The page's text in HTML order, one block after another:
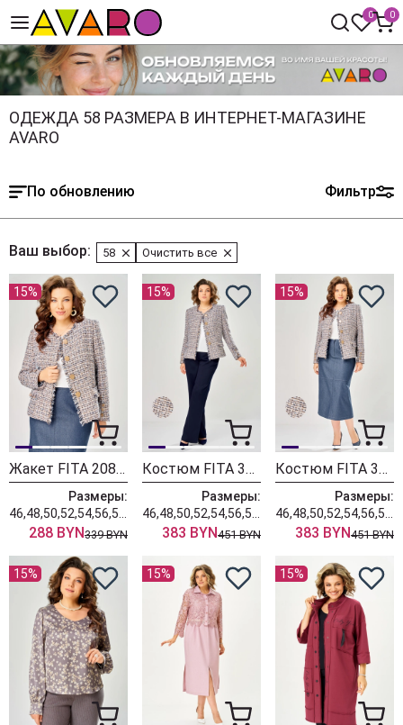
0 0
ОДЕЖДА 58 РАЗМЕРА В ИНТЕРНЕТ-МАГАЗИНЕ
AVARO
По обновлению Фильтр
Ваш выбор: 58 Очистить все
15%
Жакет FITA 20803 бежевый + деним
Размеры:
288 BYN339 BYN
15%
Костюм FITA 3362 сине-бежевый
Размеры:
383 BYN451 BYN
15%
Костюм FITA 3361 бежевый + деним
Размеры:
383 BYN451 BYN
15% 15% 15%